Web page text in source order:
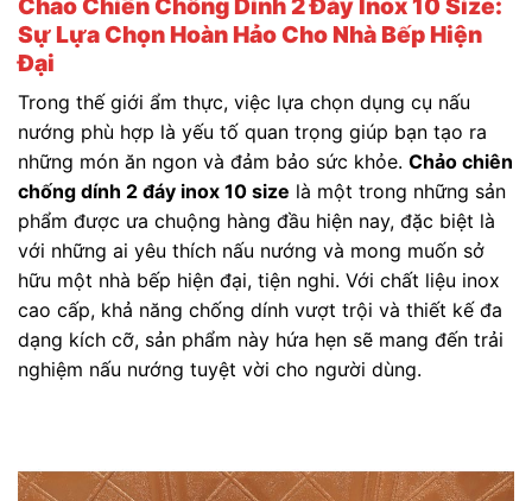
Sự Lựa Chọn Hoàn Hảo Cho Nhà Bếp Hiện
Đại
Trong thế giới ẩm thực, việc lựa chọn dụng cụ nấu
nướng phù hợp là yếu tố quan trọng giúp bạn tạo ra
những món ăn ngon và đảm bảo sức khỏe. Chảo chiên
chống dính 2 đáy inox 10 size là một trong những sản
phẩm được ưa chuộng hàng đầu hiện nay, đặc biệt là
với những ai yêu thích nấu nướng và mong muốn sở
hữu một nhà bếp hiện đại, tiện nghi. Với chất liệu inox
cao cấp, khả năng chống dính vượt trội và thiết kế đa
dạng kích cỡ, sản phẩm này hứa hẹn sẽ mang đến trải
nghiệm nấu nướng tuyệt vời cho người dùng.